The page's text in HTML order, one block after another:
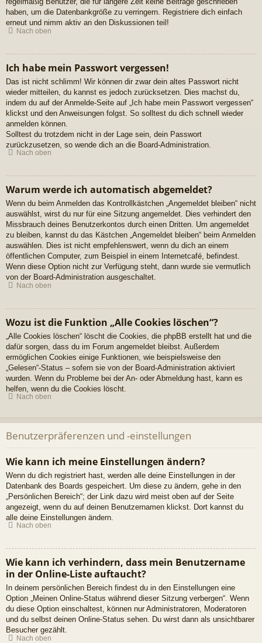
haben, um die Datenbankgröße zu verringern. Registriere dich einfach
erneut und nimm aktiv an den Diskussionen teil!
Nach oben
Ich habe mein Passwort vergessen!
Das ist nicht schlimm! Wir können dir zwar dein altes Passwort nicht
wieder mitteilen, du kannst es jedoch zurücksetzen. Dies machst du,
indem du auf der Anmelde-Seite auf „Ich habe mein Passwort vergessen“
klickst und den Anweisungen folgst. So solltest du dich schnell wieder
anmelden können.
Solltest du trotzdem nicht in der Lage sein, dein Passwort
zurückzusetzen, so wende dich an die Board-Administration.
Nach oben
Warum werde ich automatisch abgemeldet?
Wenn du beim Anmelden das Kontrollkästchen „Angemeldet bleiben“ nicht
auswählst, wirst du nur für eine Sitzung angemeldet. Dies verhindert den
Missbrauch deines Benutzerkontos durch einen Dritten. Um angemeldet
zu bleiben, kannst du das Kästchen „Angemeldet bleiben“ beim Anmelden
auswählen. Dies ist nicht empfehlenswert, wenn du dich an einem
öffentlichen Computer, zum Beispiel in einem Internetcafé, befindest.
Wenn diese Option nicht zur Verfügung steht, dann wurde sie vermutlich
von der Board-Administration ausgeschaltet.
Nach oben
Wozu ist die Funktion „Alle Cookies löschen“?
„Alle Cookies löschen“ löscht die Cookies, die phpBB erstellt hat und die
dafür sorgen, dass du im Forum angemeldet bleibst. Außerdem
ermöglichen Cookies einige Funktionen, wie beispielsweise den
„Gelesen“-Status – sofern sie von der Board-Administration aktiviert
wurden. Wenn du Probleme bei der An- oder Abmeldung hast, kann es
helfen, wenn du die Cookies löscht.
Nach oben
Benutzerpräferenzen und -einstellungen
Wie kann ich meine Einstellungen ändern?
Wenn du dich registriert hast, werden alle deine Einstellungen in der
Datenbank des Boards gespeichert. Um diese zu ändern, gehe in den
„Persönlichen Bereich“; der Link dazu wird meist oben auf der Seite
angezeigt, wenn du auf deinen Benutzernamen klickst. Dort kannst du
alle deine Einstellungen ändern.
Nach oben
Wie kann ich verhindern, dass mein Benutzername
in der Online-Liste auftaucht?
In deinem persönlichen Bereich findest du in den Einstellungen eine
Option „Meinen Online-Status während dieser Sitzung verbergen“. Wenn
du diese Option einschaltest, können nur Administratoren, Moderatoren
und du selbst deinen Online-Status sehen. Du wirst dann als unsichtbarer
Besucher gezählt.
Nach oben